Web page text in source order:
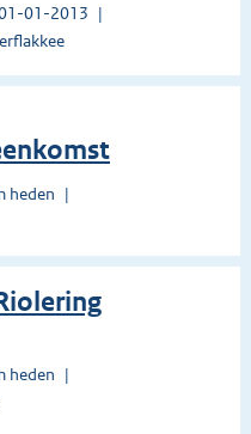
01-2013
heden
heden